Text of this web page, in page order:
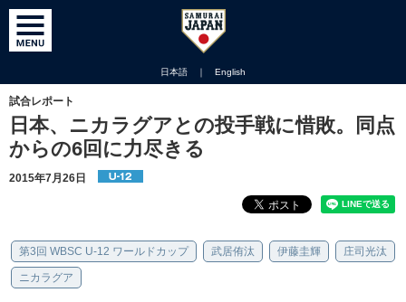
日本語 ｜ English
試合レポート
日本、ニカラグアとの投手戦に惜敗。同点
からの6回に力尽きる
2015年7月26日
第3回 WBSC U-12 ワールドカップ 武居侑汰 伊藤圭輝 庄司光汰
ニカラグア